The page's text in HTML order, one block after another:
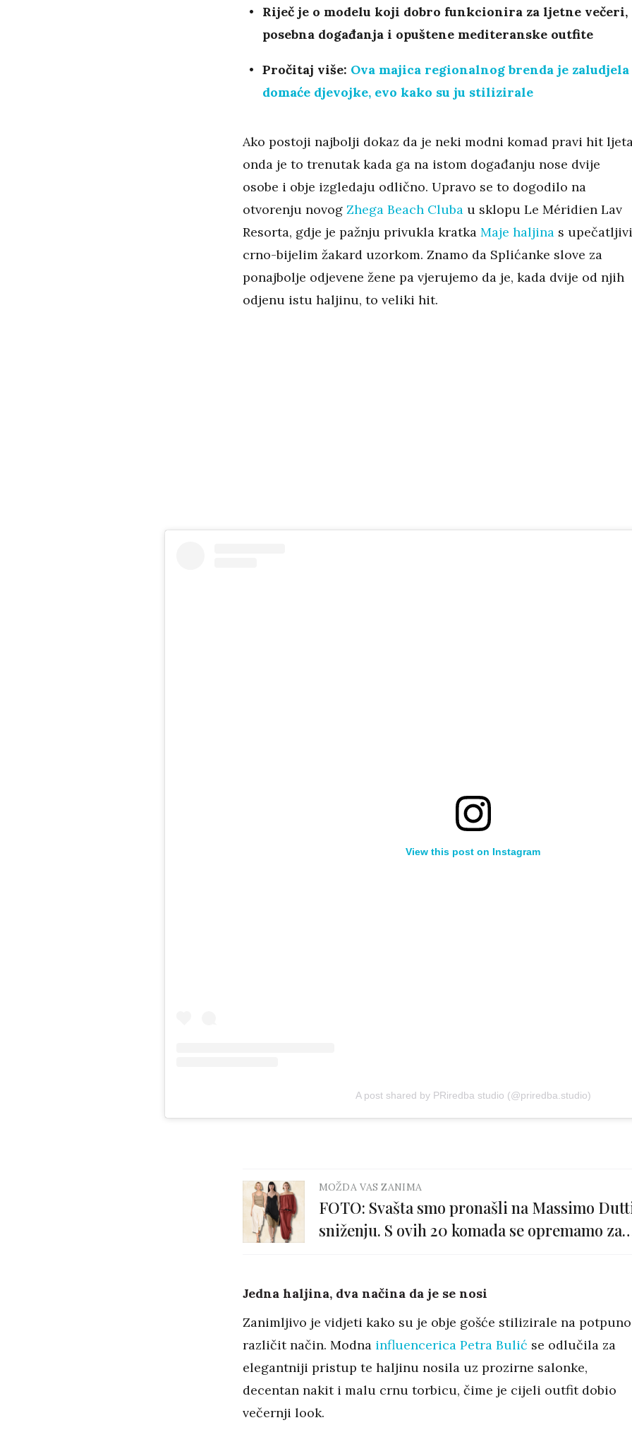
Riječ je o modelu koji dobro funkcionira za ljetne večeri,
posebna događanja i opuštene mediteranske outfite
Pročitaj više: Ova majica regionalnog brenda je zaludjela
domaće djevojke, evo kako su ju stilizirale
Ako postoji najbolji dokaz da je neki modni komad pravi hit
onda je to trenutak kada ga na istom događanju nose dvije
osobe i obje izgledaju odlično. Upravo se to dogodilo na
otvorenju novog Zhega Beach Clubau sklopu Le Méridien Lav
Resorta, gdje je pažnju privukla kratka Maje haljinas
crno-bijelim žakard uzorkom. Znamo da Splićanke slove za
ponajbolje odjevene žene pa vjerujemo da je, kada dvije od njih
odjenu istu haljinu, to veliki hit.
View this post on Instagram
A post shared by PRiredba studio (@priredba.studio)
MOŽDA VAS ZANIMA
FOTO: Svašta smo pronašli na Massimo
sniženju. S ovih 20 komada se opremamo za
Jedna haljina, dva načina da je se nosi
Zanimljivo je vidjeti kako su je obje gošće stilizirale na potpuno
različit način. Modnainfluencerica Petra Bulić se odlučila za
elegantniji pristup te haljinu nosila uz prozirne salonke,
decentan nakit i malu crnu torbicu, čime je cijeli outfit dobio
večernji look.